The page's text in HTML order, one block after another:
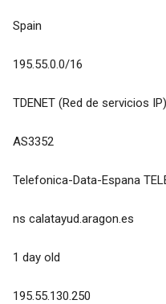
Spain
195.55.0.0/16
TDENET (Red de servicios IP)
AS3352
Telefonica-Data-Espana
ns calatayud.aragon.es
1 day old
195.55.130.250